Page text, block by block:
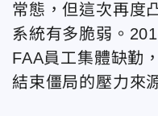
常態，但這次再度
系統有多脆弱。
FAA員工集體缺勤
結束僵局的壓力來